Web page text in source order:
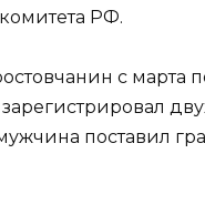
РФ.
с марта
поставил